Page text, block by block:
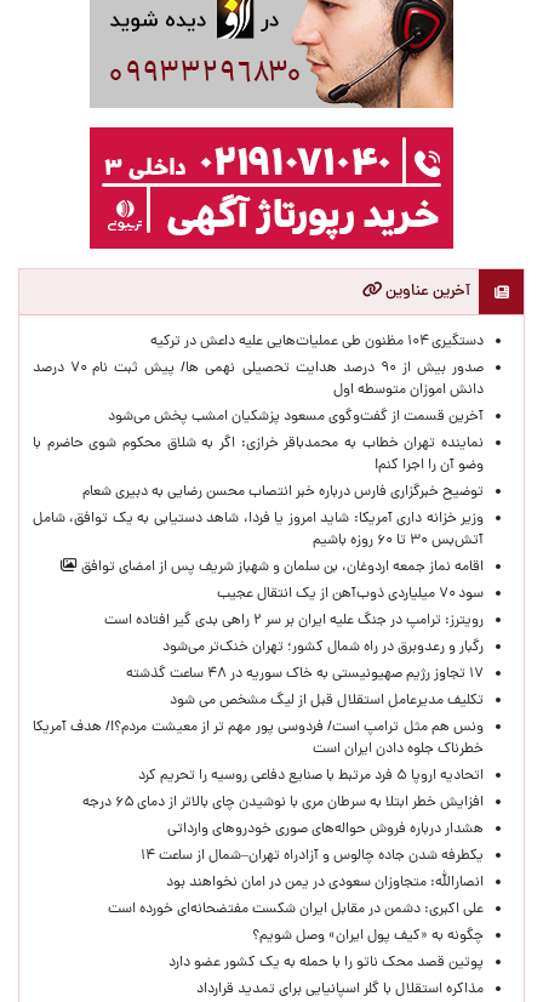
آخرین عناوین
دستگیری ۱۰۴ مظنون طی عملیات‌هایی علیه داعش در ترکیه
صدور بیش از ۹۰ درصد هدایت تحصیلی نهمی ها/ پیش ثبت نام ۷۰ درصد
دانش اموزان متوسطه اول
آخرین قسمت از گفت‌وگوی مسعود پزشکیان امشب پخش می‌شود
نماینده تهران خطاب به محمدباقر خرازی: اگر به شلاق محکوم شوی حاضرم با
وضو آن را اجرا کنم!
توضیح خبرگزاری فارس درباره خبر انتصاب محسن رضایی به دبیری شعام
وزیر خزانه داری آمریکا: شاید امروز یا فردا، شاهد دستیابی به یک توافق، شامل
آتش‌بس ۳۰ تا ۶۰ روزه باشیم
اقامه نماز جمعه اردوغان، بن ‌سلمان و شهباز شریف پس از امضای توافق
سود ۷۰ میلیاردی ذوب‌آهن از یک انتقال عجیب
رویترز: ترامپ در جنگ علیه ایران بر سر ۲ راهی بدی گیر افتاده است
رگبار و رعدوبرق در راه شمال کشور؛ تهران خنک‌تر می‌شود
۱۷ تجاوز رژیم صهیونیستی به خاک سوریه در ۴۸ ساعت گذشته
تکلیف مدیرعامل استقلال قبل از لیگ مشخص می شود
ونس هم مثل ترامپ است/ فردوسی پور مهم تر از معیشت مردم؟!/ هدف آمریکا
خطرناک جلوه دادن ایران است
اتحادیه اروپا ۵ فرد مرتبط با صنایع دفاعی روسیه را تحریم کرد
افزایش خطر ابتلا به سرطان مری با نوشیدن چای بالاتر از دمای ۶۵ درجه
هشدار درباره فروش حواله‌های صوری خودروهای وارداتی
یکطرفه شدن جاده چالوس و آزادراه تهران–شمال از ساعت ۱۴
انصارالله: متجاوزان سعودی در یمن در امان نخواهند بود
علی اکبری: دشمن در مقابل ایران شکست مفتضحانه‌ای خورده است
چگونه به «کیف پول ایران» وصل شویم؟
پوتین قصد محک ناتو را با حمله به یک کشور عضو دارد
مذاکره استقلال با گلر اسپانیایی برای تمدید قرارداد